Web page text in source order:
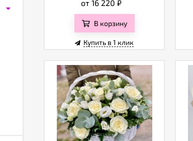
от 16 220 ₽
В корзину
Купить в 1 клик